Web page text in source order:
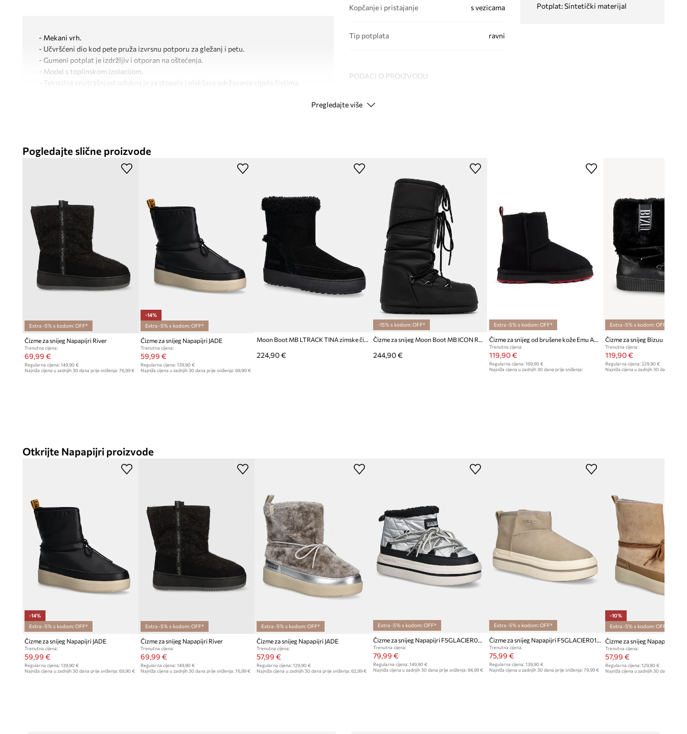
- Mekani vrh.
- Učvršćeni dio kod pete pruža izvrsnu potporu za gležanj i petu.
- Gumeni potplat je izdržljiv i otporan na oštećenja.
- Model s toplinskom izolacijom.
- Tekstilna unutrašnjost udobna je za stopalo i olakšava održavanje cipela čistima.
Kopčanje i pristajanje s vezicama
Tip potplata ravni
PODACI O PROIZVODU
Kod proizvođača
Modna marka Napapijri
ID Proizvoda
Potplat: Sintetički materijal
Pregledajte više
Pogledajte slične proizvode
Extra -5% s kodom: OFF*
Čizme za snijeg Napapijri River
Trenutna cijena:
69,99 €
Regularna cijena: 149,90 €
Najniža cijena u zadnjih 30 dana prije sniženja: 76,99 €
-14%
Extra -5% s kodom: OFF*
Čizme za snijeg Napapijri JADE
Trenutna cijena:
59,99 €
Regularna cijena:139,90 €
Najniža cijena u zadnjih 30 dana prije sniženja:69,90 €
Moon Boot MB LTRACK TINA zimske čizme za žene od brušene kože
224,90 €
-15% s kodom: OFF*
Čizme za snijeg Moon Boot MB ICON RUBBER
244,90 €
Extra -5% s kodom: OFF*
Čizme za snijeg od brušene kože Emu Australia Sharky Mini
Trenutna cijena:
119,90 €
Regularna cijena:169,90 €
Najniža cijena u zadnjih 30 dana prije sniženja:
Extra -5% s kodom: OFF*
Čizme za snijeg Bizuu
Trenutna cijena:
119,90 €
Regularna cijena: 229,90 €
Najniža cijena u zadnjih 30 dana prije
Otkrijte Napapijri proizvode
-14%
Extra -5% s kodom: OFF*
Čizme za snijeg Napapijri JADE
Trenutna cijena:
59,99 €
Regularna cijena: 139,90 €
Najniža cijena u zadnjih 30 dana prije sniženja: 69,90 €
Extra -5% s kodom: OFF*
Čizme za snijeg Napapijri River
Trenutna cijena:
69,99 €
Regularna cijena:149,90 €
Najniža cijena u zadnjih 30 dana prije sniženja:76,99 €
Extra -5% s kodom: OFF*
Čizme za snijeg Napapijri JADE
Trenutna cijena:
57,99 €
Regularna cijena: 129,90 €
Najniža cijena u zadnjih 30 dana prije sniženja: 62,99 €
Extra -5% s kodom: OFF*
Čizme za snijeg Napapijri F5GLACIER02/NYP
Trenutna cijena:
79,99 €
Regularna cijena: 149,90 €
Najniža cijena u zadnjih 30 dana prije sniženja: 84,99 €
Extra -5% s kodom: OFF*
Čizme za snijeg Napapijri F5GLACIER01/MIC
Trenutna cijena:
75,99 €
Regularna cijena:139,90 €
Najniža cijena u zadnjih 30 dana prije sniženja:79,99 €
-10%
Extra -5% s kodom: OFF*
Čizme za snijeg Napapijri JADE
Trenutna cijena:
57,99 €
Regularna cijena: 129,90 €
Najniža cijena u zadnjih 30 dana prije